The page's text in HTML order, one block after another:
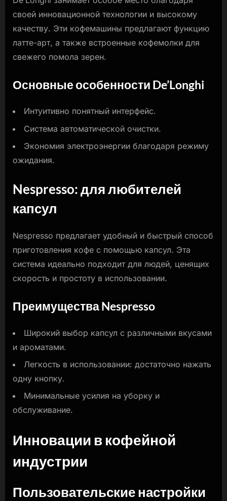
своей инновационной технологии и высокому
качеству. Эти кофемашины предлагают функцию
латте-арт, а также встроенные кофемолки для
свежего помола зерен.
Основные особенности De’Longhi
Интуитивно понятный интерфейс.
Система автоматической очистки.
Экономия электроэнергии благодаря режиму
ожидания.
Nespresso: для любителей
капсул
Nespresso предлагает удобный и быстрый способ
приготовления кофе с помощью капсул. Эта
система идеально подходит для людей, ценящих
скорость и простоту в использовании.
Преимущества Nespresso
Широкий выбор капсул с различными вкусами
и ароматами.
Легкость в использовании: достаточно нажать
одну кнопку.
Минимальные усилия на уборку и
обслуживание.
Инновации в кофейной
индустрии
Пользовательские настройки